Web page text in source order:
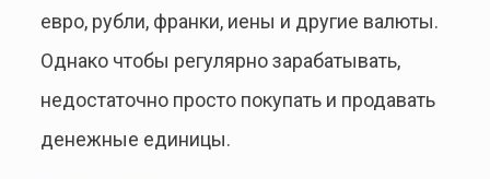
евро, рубли, франки, иены и другие валюты.
Однако чтобы регулярно зарабатывать,
недостаточно просто покупать и продавать
денежные единицы.